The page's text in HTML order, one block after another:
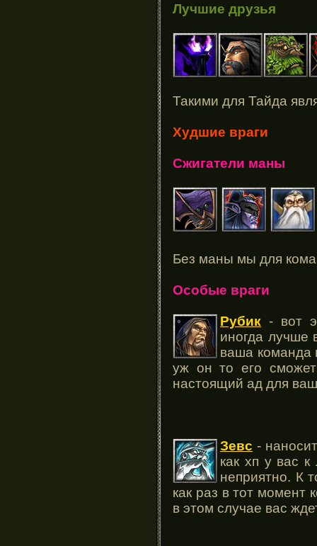
Лучшие друзья
Такими для Тайда
Худшие враги
Сжигатели маны
Без маны мы для
Особые враги
Рубик - вот
иногда лучше
ваша команда
уж он то его
настоящий ад для
Зевс -
как хп у вас к
неприятно. К
как раз в тот момент
в этом случае вас